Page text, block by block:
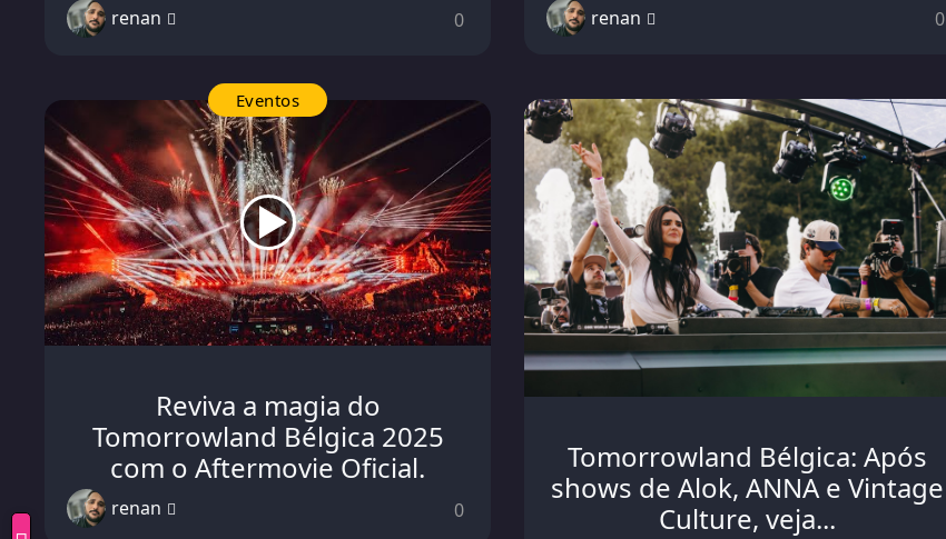
renan 0
Eventos
Reviva a magia do
Tomorrowland Bélgica 2025
com o Aftermovie Oficial.
renan 0
renan 0
Tomorrowland Bélgica: Após
shows de Alok, ANNA e Vintage
Culture, veja...